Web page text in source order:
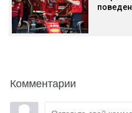
Комментарии